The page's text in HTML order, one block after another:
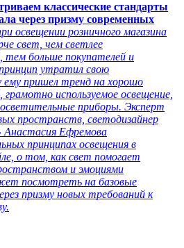
классические стандарты
через призму современных
освещении розничного магазина
свет, чем светлее
тем больше покупателей и
утратил свою
ему пришел тренд на хорошо
используемое освещение,
приборы. Эксперт
пространств, светодизайнер
Анастасия Ефремова
принципах освещения в
о том, как свет помогает
и эмоциями
посмотреть на базовые
призму новых требований к